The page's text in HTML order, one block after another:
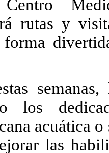
rutas y
semanas,
los
acuática o
las